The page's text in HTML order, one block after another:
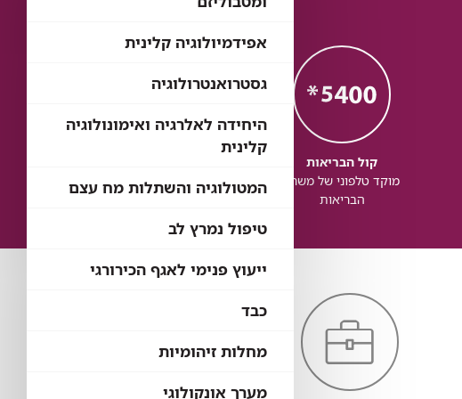
אפידמיולוגיה קלינית
גסטרואנטרולוגיה
היחידה לאלרגיה ואימונולוגיה
קלינית
המטולוגיה והשתלות מח עצם
טיפול נמרץ לב
ייעוץ פנימי לאגף הכירורגי
כבד
מחלות זיהומיות
מערך אונקולוגי
קול הבריאות
מוקד טלפוני של משרד
הבריאות
בדיקת זכויות לשירותי